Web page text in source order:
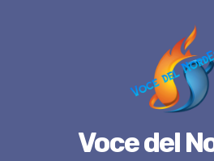
Voce del